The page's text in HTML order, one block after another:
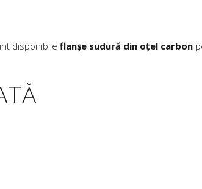
disponibile flanșe sudură din oțel carbon